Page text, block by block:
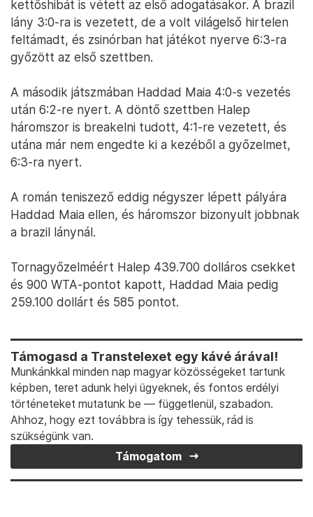
kettőshibát is vétett az első adogatásakor. A brazil
lány 3:0-ra is vezetett, de a volt világelső hirtelen
feltámadt, és zsinórban hat játékot nyerve 6:3-ra
győzött az első szettben.
A második játszmában Haddad Maia 4:0-s vezetés
után 6:2-re nyert. A döntő szettben Halep
háromszor is breakelni tudott, 4:1-re vezetett, és
utána már nem engedte ki a kezéből a győzelmet,
6:3-ra nyert.
A román teniszező eddig négyszer lépett pályára
Haddad Maia ellen, és háromszor bizonyult jobbnak
a brazil lánynál.
Tornagyőzelméért Halep 439.700 dolláros csekket
és 900 WTA-pontot kapott, Haddad Maia pedig
259.100 dollárt és 585 pontot.
Támogasd a Transtelexet egy kávé árával!
Munkánkkal minden nap magyar közösségeket tartunk
képben, teret adunk helyi ügyeknek, és fontos erdélyi
történeteket mutatunk be — függetlenül, szabadon.
Ahhoz, hogy ezt továbbra is így tehessük, rád is
szükségünk van.
Támogatom